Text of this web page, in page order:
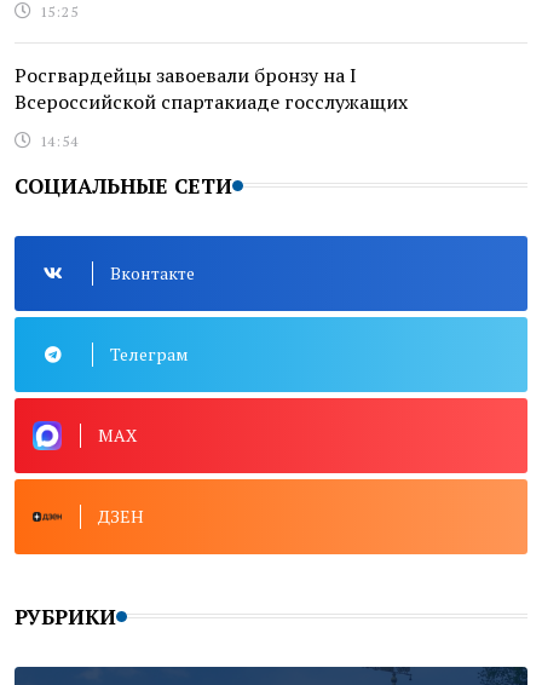
15:25
Росгвардейцы завоевали бронзу на I
Всероссийской спартакиаде госслужащих
14:54
СОЦИАЛЬНЫЕ СЕТИ
Вконтакте
Телеграм
MAX
ДЗЕН
РУБРИКИ